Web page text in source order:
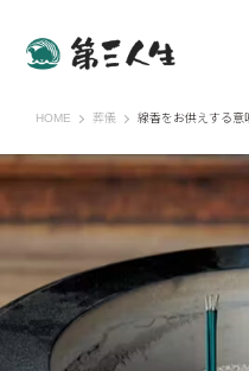
HOME 第三人生 〜寄り道の歩き方〜
葬儀 線香をお供えする意